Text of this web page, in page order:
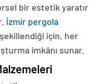
bir estetik yaratır
İzmir pergola
için, her
imkânı sunar.